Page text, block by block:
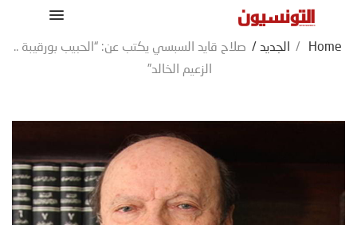
Home
/ الجديد / صلاح قايد السبسي يكتب عن: “الحبيب بورقيبة ..
الزعيم الخالد”